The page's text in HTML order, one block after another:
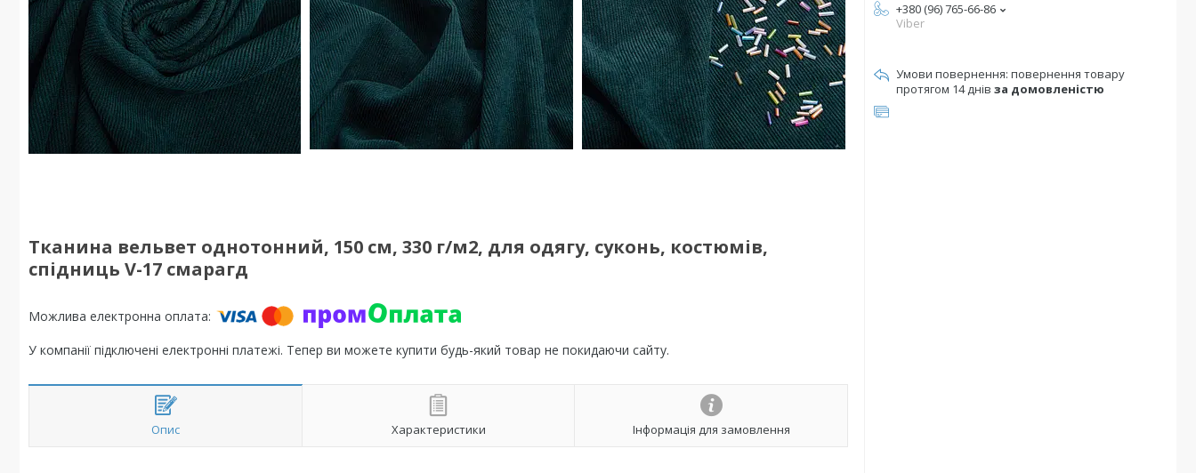
Тканина вельвет однотонний, 150 см, 330 г/м2, для одягу, суконь, костюмів,
спідниць V-17 смарагд
У компанії підключені електронні платежі. Тепер ви можете купити будь-який товар не покидаючи сайту.
Опис Характеристики Інформація для замовлення
+380 (96) 765-66-86
Viber
повернення товару
протягом 14 днів за домовленістю